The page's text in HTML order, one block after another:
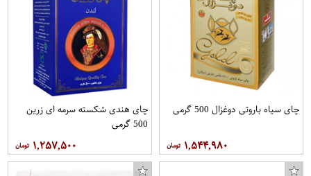
چای سیاه باروتی دوغزال 500 گرمی
۱,۵۴۴,۹۸۰
چای هندی شکسته سرمه ای زرین
500 گرمی
۱,۲۵۷,۵۰۰